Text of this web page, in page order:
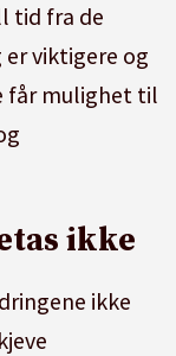
tid fra de
viktigere og
får mulighet til
ikke
ikke